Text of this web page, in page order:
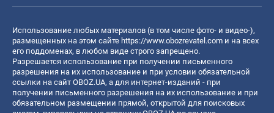
Использование любых материалов (в том числе фото- и видео-),
размещенных на этом сайте https://www.obozrevatel.com и на всех
его поддоменах, в любом виде строго запрещено.
Разрешается использование при получении письменного
разрешения на их использование и при условии обязательной
ссылки на сайт OBOZ.UA, а для интернет-изданий - при
получении письменного разрешения на их использование и при
обязательном размещении прямой, открытой для поисковых